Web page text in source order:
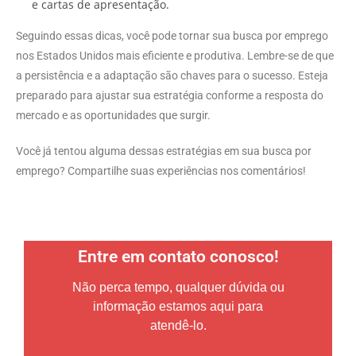
e cartas de apresentação.
Seguindo essas dicas, você pode tornar sua busca por emprego
nos Estados Unidos mais eficiente e produtiva. Lembre-se de que
a persistência e a adaptação são chaves para o sucesso. Esteja
preparado para ajustar sua estratégia conforme a resposta do
mercado e as oportunidades que surgir.
Você já tentou alguma dessas estratégias em sua busca por
emprego? Compartilhe suas experiências nos comentários!
Entre em contato conosco!
Não perca tempo, qualquer dúvida ou
informação estamos aqui para
atendê-lo.